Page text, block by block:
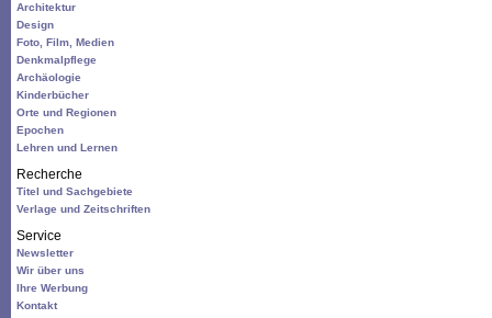
Architektur
Design
Foto, Film, Medien
Denkmalpflege
Archäologie
Kinderbücher
Orte und Regionen
Epochen
Lehren und Lernen
Recherche
Titel und Sachgebiete
Verlage und Zeitschriften
Service
Newsletter
Wir über uns
Ihre Werbung
Kontakt